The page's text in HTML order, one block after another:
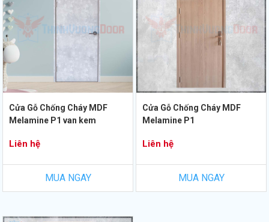
Cửa Gỗ Chống Cháy MDF
Melamine P1 van kem
Liên hệ
MUA NGAY
Cửa Gỗ Chống Cháy MDF
Melamine P1
Liên hệ
MUA NGAY